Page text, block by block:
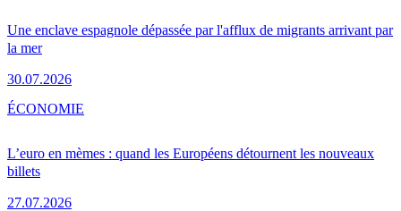
Une enclave espagnole dépassée par l'afflux de migrants arrivant par
la mer
30.07.2026
L’euro en mèmes : quand les Européens détournent les nouveaux
billets
27.07.2026
ÉCONOMIE